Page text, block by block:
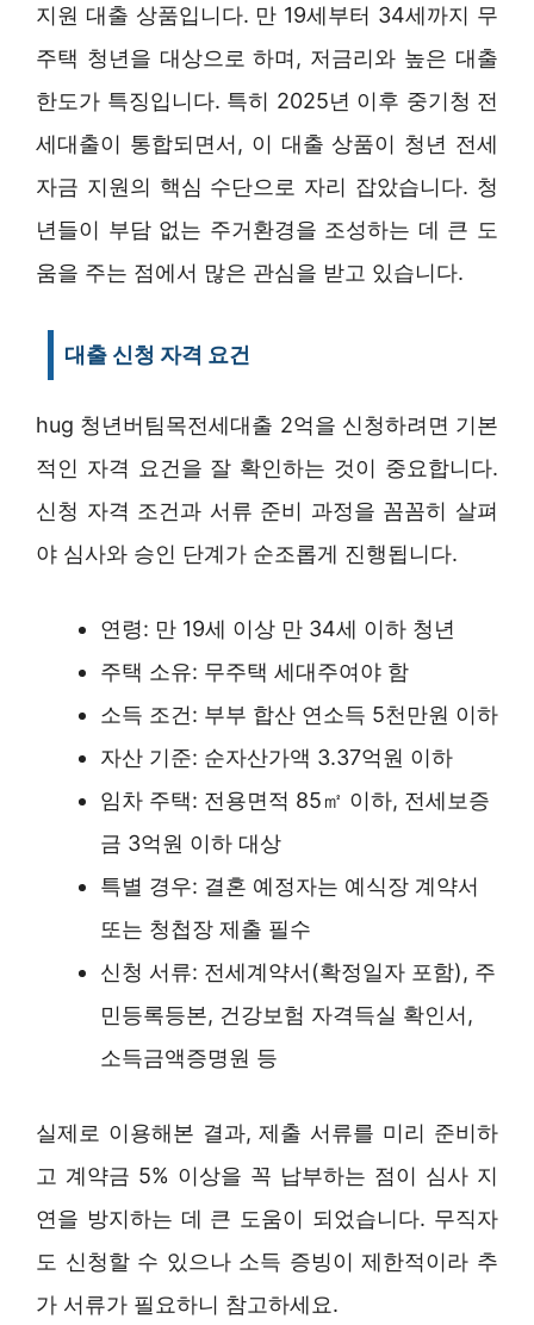
지원 대출 상품입니다. 만 19세부터 34세까지 무
주택 청년을 대상으로 하며, 저금리와 높은 대출
한도가 특징입니다. 특히 2025년 이후 중기청 전
세대출이 통합되면서, 이 대출 상품이 청년 전세
자금 지원의 핵심 수단으로 자리 잡았습니다. 청
년들이 부담 없는 주거환경을 조성하는 데 큰 도
움을 주는 점에서 많은 관심을 받고 있습니다.
대출 신청 자격 요건
hug 청년버팀목전세대출 2억을 신청하려면 기본
적인 자격 요건을 잘 확인하는 것이 중요합니다.
신청 자격 조건과 서류 준비 과정을 꼼꼼히 살펴
야 심사와 승인 단계가 순조롭게 진행됩니다.
연령: 만 19세 이상 만 34세 이하 청년
주택 소유: 무주택 세대주여야 함
소득 조건: 부부 합산 연소득 5천만원 이하
자산 기준: 순자산가액 3.37억원 이하
임차 주택: 전용면적 85㎡ 이하, 전세보증
금 3억원 이하 대상
특별 경우: 결혼 예정자는 예식장 계약서
또는 청첩장 제출 필수
신청 서류: 전세계약서(확정일자 포함), 주
민등록등본, 건강보험 자격득실 확인서,
소득금액증명원 등
실제로 이용해본 결과, 제출 서류를 미리 준비하
고 계약금 5% 이상을 꼭 납부하는 점이 심사 지
연을 방지하는 데 큰 도움이 되었습니다. 무직자
도 신청할 수 있으나 소득 증빙이 제한적이라 추
가 서류가 필요하니 참고하세요.